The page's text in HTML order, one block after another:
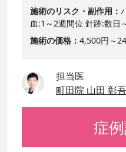
施術のリスク・副作用
血:1～2週間位 針跡:数日
施術の価格
4,500円～
担当医
町田院 山田 彰吾
症